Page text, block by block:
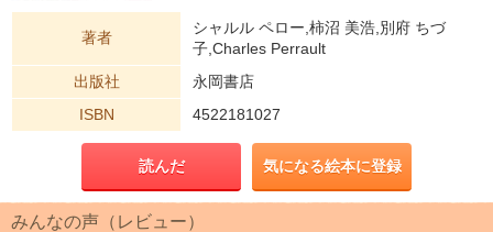
著者
シャルル ペロー,柿沼 美浩,別府 ちづ
子,Charles Perrault
出版社
永岡書店
ISBN
4522181027
読んだ 気になる絵本に登録
みんなの声（レビュー）